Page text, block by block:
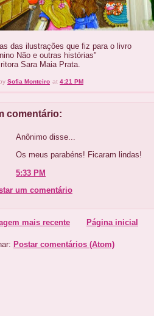
das ilustrações que fiz para o livro
Não e outras histórias"
Sara Maia Prata.
Sofia Monteiro at 4:21 PM
comentário:
Anônimo disse...
Os meus parabéns! Ficaram lindas!
5:33 PM
um comentário
mais recente Página inicial
Postar comentários (Atom)